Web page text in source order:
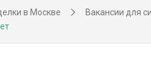
в Москве
Вакансии для